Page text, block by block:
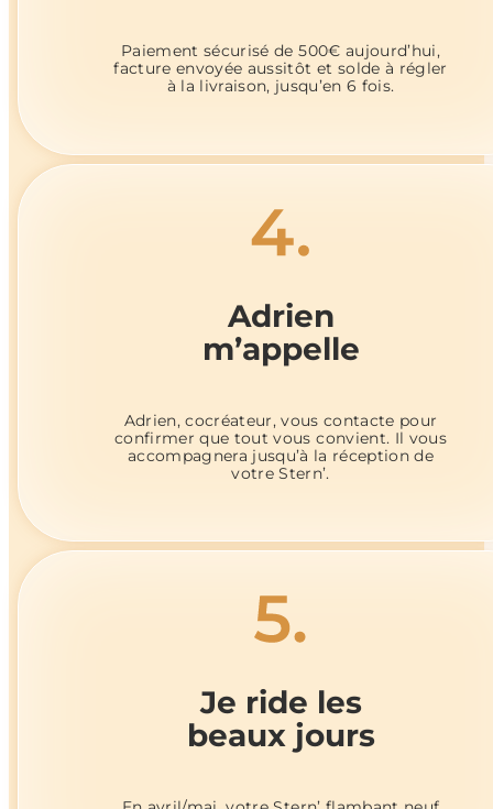
Paiement sécurisé de 500€ aujourd’hui,
facture envoyée aussitôt et solde à régler
à la livraison, jusqu’en 6 fois.
Adrien
m’appelle
Adrien, cocréateur, vous contacte pour
confirmer que tout vous convient. Il vous
accompagnera jusqu’à la réception de
votre Stern’.
Je ride les
beaux jours